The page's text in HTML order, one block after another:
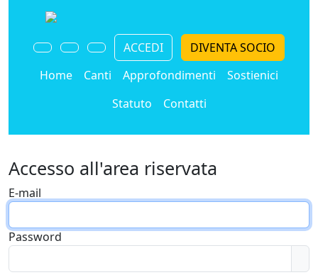
ACCEDI
DIVENTA SOCIO
Home
Canti Approfondimenti
Sostienici
Statuto
Contatti
Accesso all'area riservata
E-mail
Password